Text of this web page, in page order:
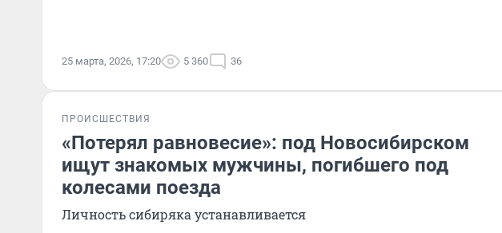
25 марта, 2026, 17:20 5 360 36
ПРОИСШЕСТВИЯ
«Потерял равновесие»: под Новосибирском
ищут знакомых мужчины, погибшего под
колесами поезда
Личность сибиряка устанавливается